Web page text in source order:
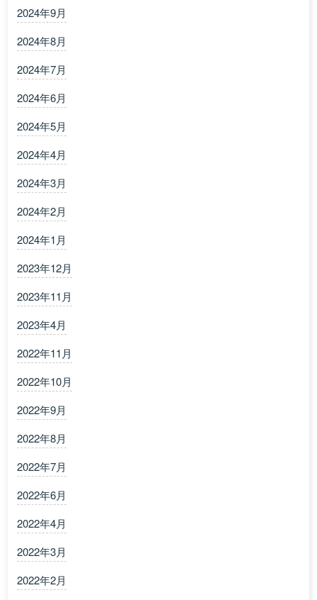
2024年9月
2024年8月
2024年7月
2024年6月
2024年5月
2024年4月
2024年3月
2024年2月
2024年1月
2023年12月
2023年11月
2023年4月
2022年11月
2022年10月
2022年9月
2022年8月
2022年7月
2022年6月
2022年4月
2022年3月
2022年2月